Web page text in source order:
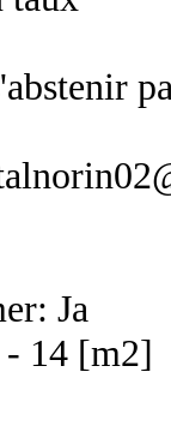
Ja
- 14 [m2]